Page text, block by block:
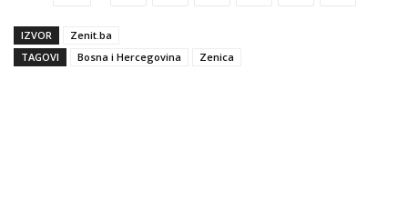
IZVOR
Zenit.ba
TAGOVI
Bosna i Hercegovina Zenica